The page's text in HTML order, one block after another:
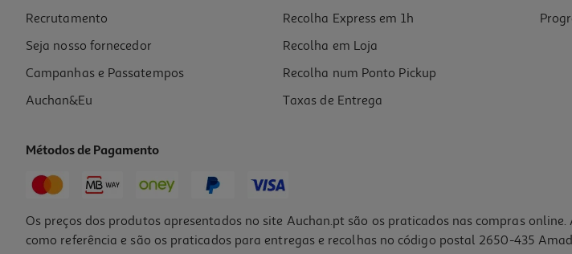
5,39 €
Recrutamento
Seja nosso fornecedor
Campanhas e Passatempos
Auchan&Eu
Recolha Express em 1h
Recolha em Loja
Recolha num Ponto Pickup
Taxas de Entrega
Métodos de Pagamento
Os preços dos produtos apresentados no site Auchan.pt são os praticados nas compras
como referência e são os praticados para entregas e recolhas no código postal 2650-435